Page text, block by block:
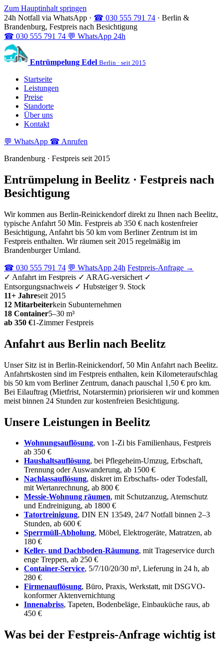
Zum Hauptinhalt springen
24h Notfall via WhatsApp · ☎ 030 555 791 74 · Berlin &
Brandenburg, Festpreis nach Besichtigung
☎ 030 555 791 74 💬 WhatsApp 24h
Entrümpelung Edel Berlin · seit 2015
Startseite
Leistungen
Preise
Standorte
Über uns
Kontakt
💬 WhatsApp ☎ Anrufen
Brandenburg · Festpreis seit 2015
Entrümpelung in Beelitz · Festpreis nach
Besichtigung
Wir kommen aus Berlin-Reinickendorf direkt zu Ihnen nach Beelitz,
typische Anfahrt 50 Min. Festpreis ab 350 € nach kostenfreier
Besichtigung, Anfahrt bis 50 km vom Berliner Zentrum ist im
Festpreis enthalten. Wir räumen seit 2015 regelmäßig im
Brandenburger Umland.
☎ 030 555 791 74 💬 WhatsApp 24h Festpreis-Anfrage →
✓ Anfahrt im Festpreis ✓ ARAG-versichert ✓
Entsorgungsnachweis ✓ Hubsteiger 9. Stock
11+ Jahreseit 2015
12 Mitarbeiterkein Subunternehmen
18 Container5–30 m³
ab 350 €1-Zimmer Festpreis
Anfahrt aus Berlin nach Beelitz
Unser Sitz ist in Berlin-Reinickendorf, 50 Min Anfahrt nach Beelitz.
Anfahrtskosten sind im Festpreis enthalten, kein Kilometeraufschlag
bis 50 km vom Berliner Zentrum, danach pauschal 1,50 € pro km.
Bei Eilauftrag (Mietfrist, Notarstermin) priorisieren wir und kommen
meist binnen 24 Stunden zur kostenfreien Besichtigung.
Unsere Leistungen in Beelitz
Wohnungsauflösung, von 1-Zi bis Familienhaus, Festpreis
ab 350 €
Haushaltsauflösung, bei Pflegeheim-Umzug, Erbschaft,
Trennung oder Auswanderung, ab 1500 €
Nachlassauflösung, diskret im Erbschafts- oder Todesfall,
mit Wertanrechnung, ab 800 €
Messie-Wohnung räumen, mit Schutzanzug, Atemschutz
und Endreinigung, ab 1800 €
Tatortreinigung, DIN EN 13549, 24/7 Notfall binnen 2–3
Stunden, ab 600 €
Sperrmüll-Abholung, Möbel, Elektrogeräte, Matratzen, ab
180 €
Keller- und Dachboden-Räumung, mit Trageservice durch
enge Treppen, ab 250 €
Container-Service, 5/7/10/20/30 m³, Lieferung in 24 h, ab
280 €
Firmenauflösung, Büro, Praxis, Werkstatt, mit DSGVO-
konformer Aktenvernichtung
Innenabriss, Tapeten, Bodenbeläge, Einbauküche raus, ab
450 €
Was bei der Festpreis-Anfrage wichtig ist